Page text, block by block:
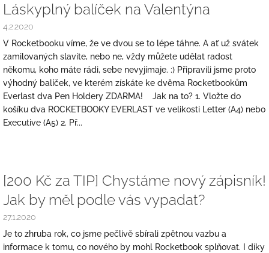
Láskyplný balíček na Valentýna
4.2.2020
V Rocketbooku víme, že ve dvou se to lépe táhne. A ať už svátek
zamilovaných slavíte, nebo ne, vždy můžete udělat radost
někomu, koho máte rádi, sebe nevyjímaje. :) Připravili jsme proto
výhodný balíček, ve kterém získáte ke dvěma Rocketbookům
Everlast dva Pen Holdery ZDARMA! Jak na to? 1. Vložte do
košíku dva ROCKETBOOKY EVERLAST ve velikosti Letter (A4) nebo
Executive (A5) 2. Př...
[200 Kč za TIP] Chystáme nový zápisník!
Jak by měl podle vás vypadat?
27.1.2020
Je to zhruba rok, co jsme pečlivě sbírali zpětnou vazbu a
informace k tomu, co nového by mohl Rocketbook splňovat. I díky